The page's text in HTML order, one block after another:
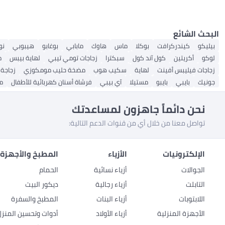
البحث الشائع
بيليكو كيندركرافت بوكلا ماس هاوك مابابي بوغابو هيبوبي
لوكو
أكريتين كول آند كول سبكترا زجاجات تومي تيبي لهاية بيبس
زجاجات فيليبس أفينت
لهاية سكيب هوب مضخة حليب مومكوزي
جونيك
بايبي بايبو مستيلا آي بيبي فرشاة أسنان كهربائية للأطفال
نحن دائماً جاهزون لمساعدتك
تواصل معنا من خلال أي من قنوات الدعم التالية:
الإلكترونيات
الجوالات
التابلت
اللابتوبات
الأجهزة المنزلية
الأزياء
أزياء نسائية
أزياء رجالية
أزياء البنات
أزياء الأولاد
المطبخ
الحمام
ديكور البيت
المطبخ والسفرة
أدوات وتحسين